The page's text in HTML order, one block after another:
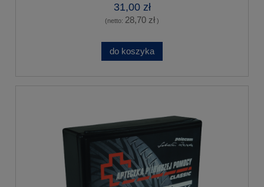
31,00 zł
(netto: 28,70 zł )
do koszyka